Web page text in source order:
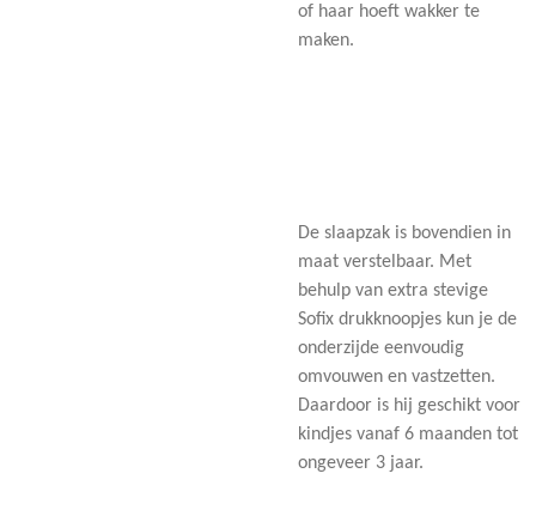
of haar hoeft wakker te
maken.
De slaapzak is bovendien in
maat verstelbaar. Met
behulp van extra stevige
Sofix drukknoopjes kun je de
onderzijde eenvoudig
omvouwen en vastzetten.
Daardoor is hij geschikt voor
kindjes vanaf 6 maanden tot
ongeveer 3 jaar.